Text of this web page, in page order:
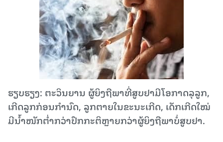
ຮຽບຮຽງ: ຕະວິນຍານ ຜູ້ຍິງຖືພາທີ່ສູບຢາມີໂອກາດລຸລູກ,
ເກີດລູກກ່ອນກໍານົດ, ລູກຕາຍໃນຂະນະເກີດ, ເດັກເກີດໃໝ່
ມີນໍ້າໜັກຕໍ່າກວ່າປົກກະຕິຫຼາຍກວ່າຜູ້ຍິງຖືພາບໍ່ສູບຢາ.